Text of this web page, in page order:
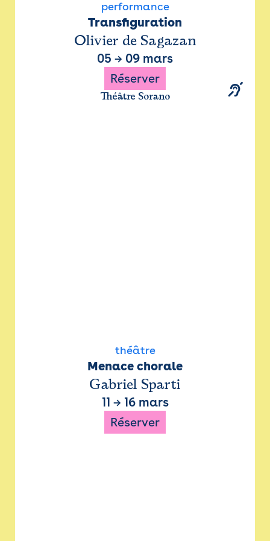
performance
Transfiguration
Olivier de Sagazan
05 → 09 mars
Réserver
Théâtre Sorano
théâtre
Menace chorale
Gabriel Sparti
11 → 16 mars
Réserver